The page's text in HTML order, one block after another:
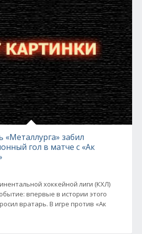
«Металлурга» забил
гол в матче с «Ак
хоккейной лиги (КХЛ)
впервые в истории этого
вратарь. В игре против «Ак